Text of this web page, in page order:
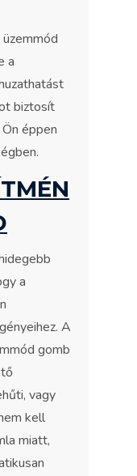
a
biztosít
éppen
a
A
gomb
vagy
kell
miatt,